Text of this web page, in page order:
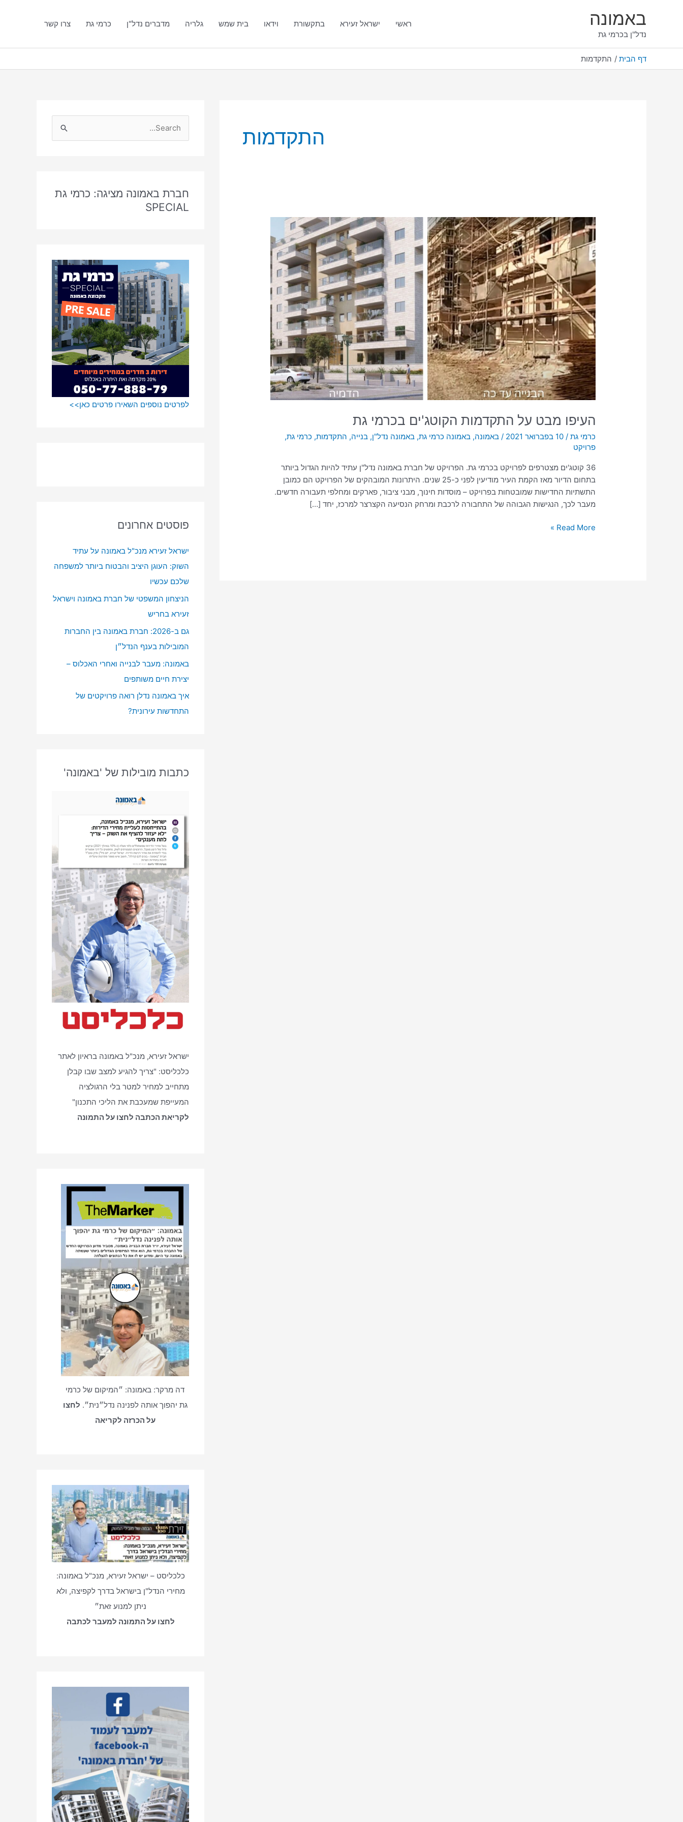
באמונה
נדל"ן בכרמי גת
ראשי ישראל זעירא בתקשורת וידאו בית שמש גלריה מדברים נדל"ן כרמי גת צרו קשר
דף הבית התקדמות
התקדמות
העיפו מבט על התקדמות הקוטג'ים בכרמי גת
כרמי גת /10 בפברואר 2021 /באמונה,באמונה כרמי גת,באמונה נדל"ן,בנייה, התקדמות, כרמי גת,
פרויקט
36 קוטג'ים מצטרפים לפרויקט בכרמי גת. הפרויקט של חברת באמונה נדל"ן עתיד להיות הגדול ביותר
בתחום הדיור מאז הקמת העיר מודיעין לפני כ-25 שנים. היתרונות המובהקים של הפרויקט הם כמובן
התשתיות החדישות שמובטחות בפרויקט – מוסדות חינוך, מבני ציבור, פארקים ומחלפי תעבורה חדשים.
מעבר לכך, הנגישות הגבוהה של התחבורה לרכבת ומרחק הנסיעה הקצרצר למרכז, יחד […]
העיפו
מבט
על
התקדמות
הקוטג'ים
בכרמי
גת
Read More »
c
חברת באמונה מציגה: כרמי גת
SPECIAL
לפרטים נוספים השאירו פרטים כאן>>
פוסטים אחרונים
ישראל זעירא מנכ"ל באמונה על עתיד
השוק: העוגן היציב והבטוח ביותר למשפחה
שלכם עכשיו
הניצחון המשפטי של חברת באמונה וישראל
זעירא בחריש
גם ב-2026: חברת באמונה בין החברות
המובילות בענף הנדל״ן
באמונה: מעבר לבנייה ואחרי האכלוס –
יצירת חיים משותפים
איך באמונה נדלן רואה פרויקטים של
התחדשות עירונית?
כתבות מובילות של 'באמונה'
ישראל זעירא, מנכ"ל באמונה בראיון לאתר
כלכליסט: "צריך להגיע למצב שבו קבלן
מתחייב למחיר למטר בלי הרגולציה
המעייפת שמעכבת את הליכי התכנון"
לקריאת הכתבה לחצו על התמונה
דה מרקר: באמונה: ״המיקום של כרמי
גת יהפוך אותה לפנינה נדל״נית״. לחצו
על הכרזה לקריאה
כלכליסט – ישראל זעירא, מנכ"ל באמונה:
מחירי הנדל"ן בישראל בדרך לקפיצה, ולא
ניתן למנוע זאת״
לחצו על התמונה למעבר לכתבה